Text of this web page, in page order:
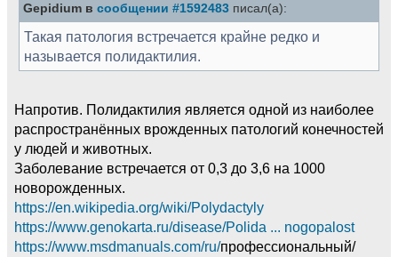
Gepidium в сообщении #1592483 писал(а):
Такая патология встречается крайне редко и
называется полидактилия.
Напротив. Полидактилия является одной из наиболее
распространённых врожденных патологий конечностей
у людей и животных.
Заболевание встречается от 0,3 до 3,6 на 1000
новорожденных.
https://en.wikipedia.org/wiki/Polydactyly
https://www.genokarta.ru/disease/Polida ... nogopalost
https://www.msdmanuals.com/ru/профессиональный/